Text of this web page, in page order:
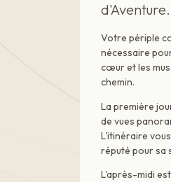
d'Aventure.
Votre périple
nécessaire
cœur et les
chemin.
La première
de vues
L'itinéraire
réputé pour sa
L'après-midi